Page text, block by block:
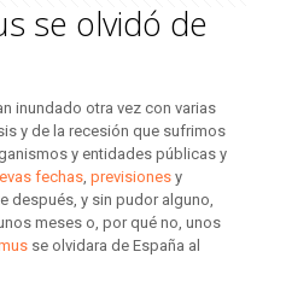
se olvidó de
inundado otra vez con varias
y de la recesión que sufrimos
y entidades públicas y
fechas, previsionesy
después, y sin pudor alguno,
meses o, por qué no, unos
se olvidara de España al